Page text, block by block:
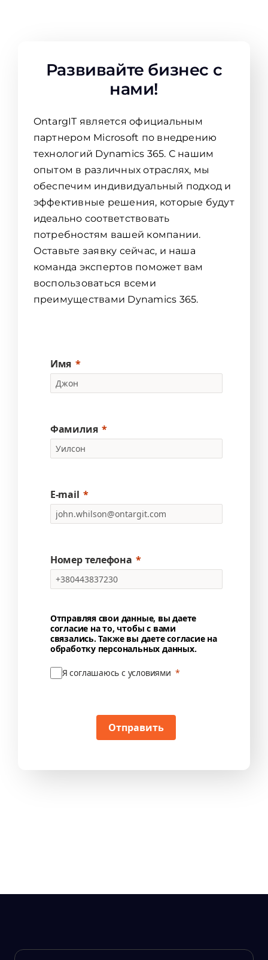
Развивайте бизнес с
нами!
OntargIT является официальным
партнером Microsoft по внедрению
технологий Dynamics 365. С нашим
опытом в различных отраслях, мы
обеспечим индивидуальный подход и
эффективные решения, которые будут
идеально соответствовать
потребностям вашей компании.
Оставьте заявку сейчас, и наша
команда экспертов поможет вам
воспользоваться всеми
преимуществами Dynamics 365.
Имя
Фамилия
E-mail
Номер телефона
Отправляя свои данные, вы даете
согласие на то, чтобы с вами
связались. Также вы даете согласие на
обработку персональных данных.
Я соглашаюсь с условиями
Отправить